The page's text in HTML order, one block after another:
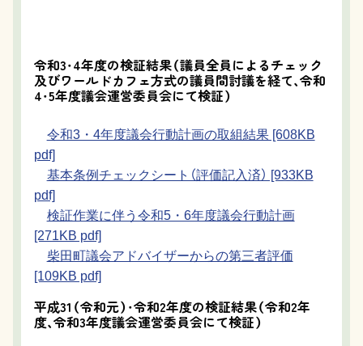
令和3・4年度の検証結果（議員全員によるチェック
及びワールドカフェ方式の議員間討議を経て、令和
4・5年度議会運営委員会にて検証）
令和3・4年度議会行動計画の取組結果 [608KB
pdf]
基本条例チェックシート（評価記入済） [933KB
pdf]
検証作業に伴う令和5・6年度議会行動計画
[271KB pdf]
柴田町議会アドバイザーからの第三者評価
[109KB pdf]
平成31（令和元）・令和2年度の検証結果（令和2年
度、令和3年度議会運営委員会にて検証）